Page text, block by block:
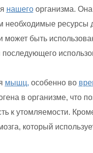
нашегоорганизма.
необходимые
может быть
последующего
мышц, особенно во
в организме, что
к утомляемости.
который